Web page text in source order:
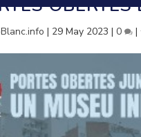
| 29 May 2023 |0 |